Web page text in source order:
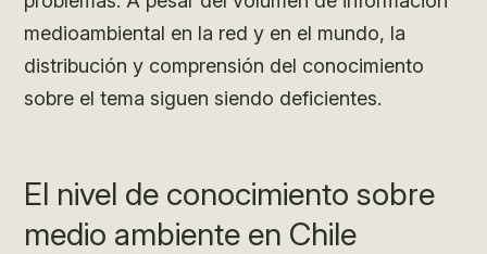
medioambiental en la red y en el mundo, la
distribución y comprensión del conocimiento
sobre el tema siguen siendo deficientes.
El nivel de conocimiento sobre
medio ambiente en Chile